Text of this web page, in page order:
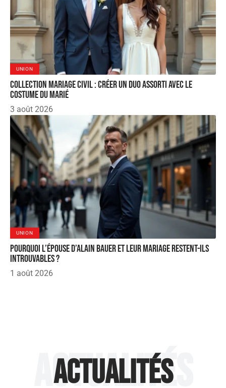
UNION
Collection mariage civil : créer un duo assorti avec le
costume du marié
3 août 2026
UNION
Pourquoi l’épouse d’Alain Bauer et leur mariage restent-ils
introuvables ?
1 août 2026
Actualités
Actualités
ACTUALITÉS